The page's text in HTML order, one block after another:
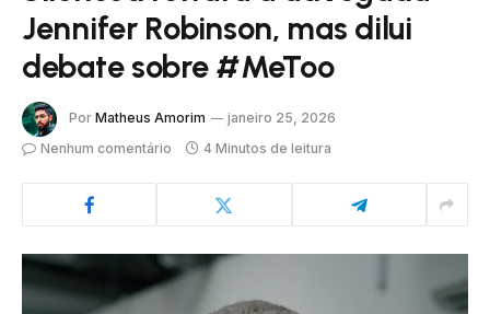
Jennifer Robinson, mas dilui
debate sobre #MeToo
Por Matheus Amorim
janeiro 25, 2026
Nenhum comentário
4 Minutos de leitura